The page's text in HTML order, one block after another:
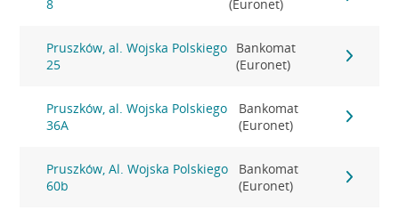
8
(Euronet)
Pruszków, al. Wojska Polskiego
25
Bankomat
(Euronet)
Pruszków, al. Wojska Polskiego
36A
Bankomat
(Euronet)
Pruszków, Al. Wojska Polskiego
60b
Bankomat
(Euronet)